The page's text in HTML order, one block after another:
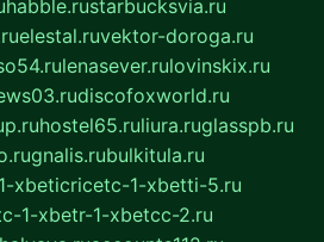
habble.rustarbucksvia.ru
elestal.ruvektor-doroga.ru
lenasever.rulovinskix.ru
discofoxworld.ru
hostel65.ruliura.ruglasspb.ru
gnalis.rubulkitula.ru
1-xbeticricetc-1-xbetti-5.ru
1-xbetr-1-xbetcc-2.ru